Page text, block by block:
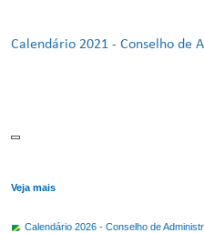
Calendário 2021 - Conselho de
Veja mais
Calendário 2026 - Conselho de